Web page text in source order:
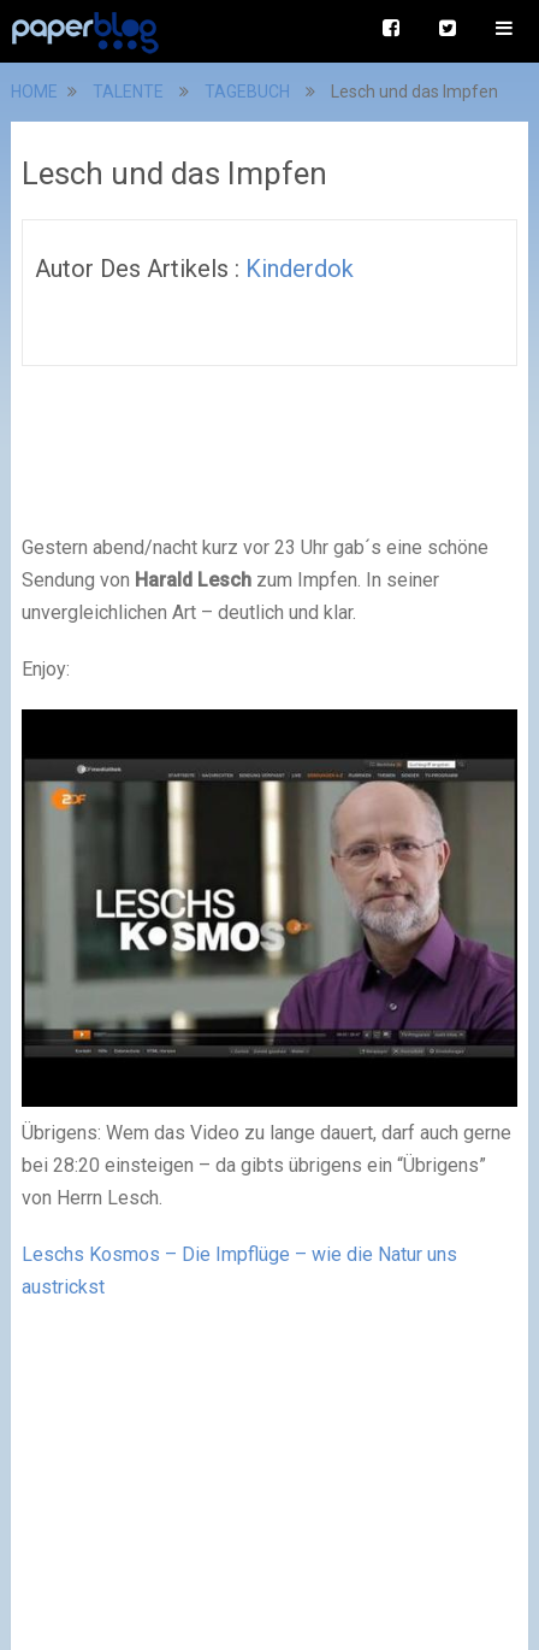
HOME TALENTE TAGEBUCH Lesch und das Impfen
Lesch und das Impfen
Autor Des Artikels : Kinderdok
Gestern abend/nacht kurz vor 23 Uhr gab´s eine schöne
Sendung von Harald Leschzum Impfen. In seiner
unvergleichlichen Art – deutlich und klar.
Enjoy:
Übrigens: Wem das Video zu lange dauert, darf auch gerne
bei 28:20 einsteigen – da gibts übrigens ein “Übrigens”
von Herrn Lesch.
Leschs Kosmos – Die Impflüge – wie die Natur uns
austrickst